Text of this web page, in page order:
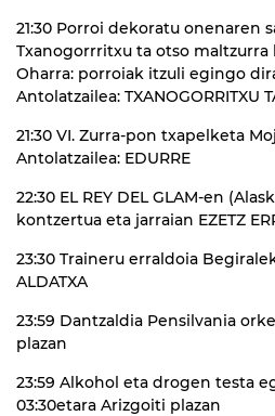
21:30 Porroi dekoratu onenaren
Txanogorrritxu ta otso
Oharra: porroiak itzuli egingo
Antolatzailea: TXANOGORRITXU
21:30 VI. Zurra-pon txapelketa
Antolatzailea: EDURRE
22:30 EL REY DEL GLAM-en
kontzertua eta jarraian EZETZ
23:30 Traineru erraldoia
ALDATXA
23:59 Dantzaldia Pensilvania
plazan
23:59 Alkohol eta drogen testa
03:30etara Arizgoiti plazan